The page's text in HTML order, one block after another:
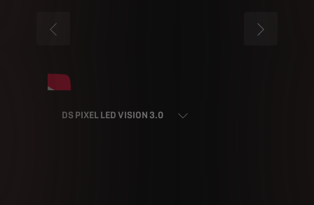
ANTERIOR
DS PIXEL LED VISION 3.0
SIGUIENTE